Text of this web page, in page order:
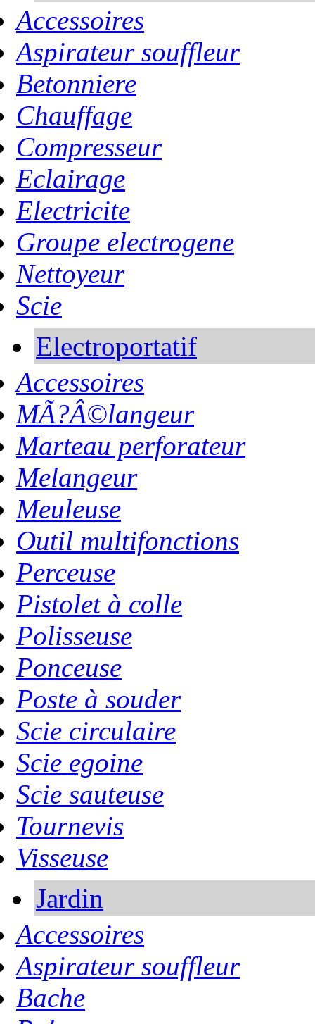
Accessoires
Aspirateur souffleur
Betonniere
Chauffage
Compresseur
Eclairage
Electricite
Groupe electrogene
Nettoyeur
Scie
Electroportatif
Accessoires
MÃ?Â©langeur
Marteau perforateur
Melangeur
Meuleuse
Outil multifonctions
Perceuse
Pistolet à colle
Polisseuse
Ponceuse
Poste à souder
Scie circulaire
Scie egoine
Scie sauteuse
Tournevis
Visseuse
Jardin
Accessoires
Aspirateur souffleur
Bache